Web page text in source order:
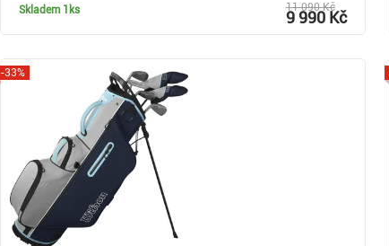
Skladem 1ks 11 090 Kč
9 990 Kč
-33%
Zobrazit